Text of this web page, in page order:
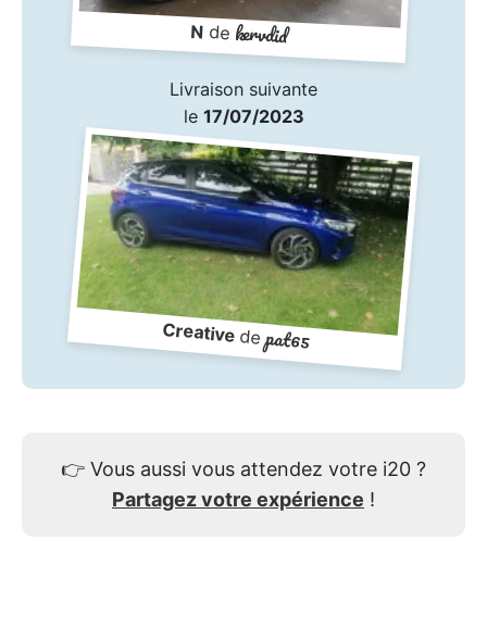
Nde kervdid
Livraison suivante
le 17/07/2023
Creativedepat65
👉 Vous aussi vous attendez votre i20 ?
Partagez votre expérience !